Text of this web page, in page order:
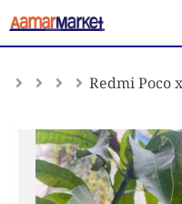
Skip
to
Redmi Poco